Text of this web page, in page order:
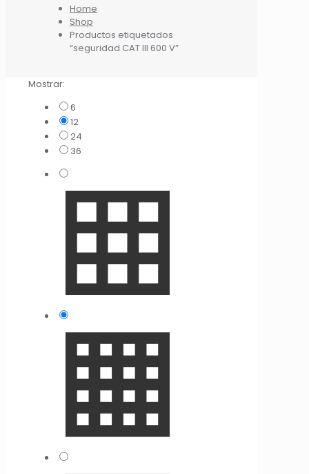
Home
Shop
Productos etiquetados
“seguridad CAT III 600 V”
Mostrar:
6
12
24
36